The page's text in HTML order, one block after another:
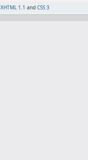
XHTML 1.1 and CSS 3